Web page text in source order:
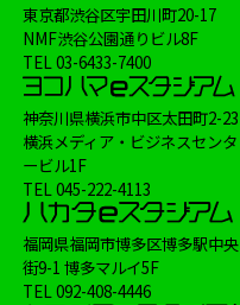
東京都渋谷区宇田川町20-17
NMF渋谷公園通りビル8F
TEL03-6433-7400
神奈川県横浜市中区太田町2-23
横浜メディア・ビジネスセンタ
ービル1F
TEL045-222-4113
福岡県福岡市博多区博多駅中央
街9-1 博多マルイ5F
TEL092-408-4446